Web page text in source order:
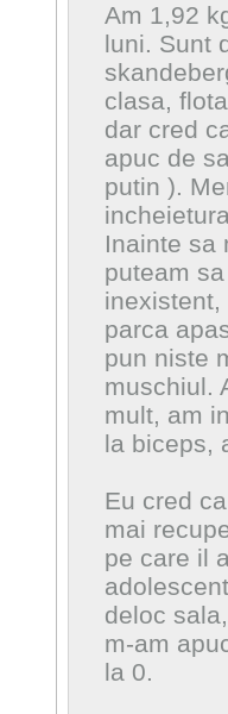
Am 1,92
luni. Sunt
clasa,
dar cred
apuc de
putin ).
Inainte sa
puteam
parca
pun niste
muschiul.
mult, am
la biceps,
Eu cred
mai
pe care il
deloc
m-am
la 0.